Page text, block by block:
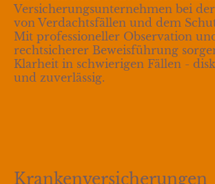
Versicherungsunternehmen bei
von Verdachtsfällen und dem
Mit professioneller Observation
rechtsicherer Beweisführung
Klarheit in schwierigen Fällen -
und zuverlässig.
Krankenversicherungen